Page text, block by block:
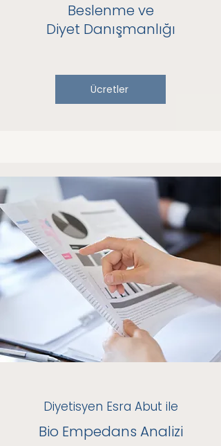
Beslenme ve
Diyet Danışmanlığı
Ücretler
Diyetisyen Esra Abut ile
Bio Empedans Analizi